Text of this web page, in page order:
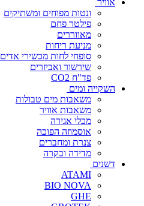
ונטות מפוחים ומשתיקים
פילטר פחם
מאווררים
מניעת ריחות
סופחי לחות מכשירי אדים
שירשור ואביזרים
פד"ח CO2
השקייה ומים
משאבות מים טבולות
משאבות אוויר
מכלי אגירה
אוסמוזה הפוכה
צנרת ומחברים
מדידה ובקרה
דשנים
ATAMI
BIO NOVA
GHE